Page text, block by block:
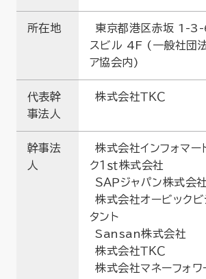
所在地
東京都港区赤坂 1-3-
スビル 4F (一般社団法
ア協会内)
代表幹
事法人
株式会社ＴＫＣ
幹事法
人
株式会社インフォマー
ク１ｓｔ株式会社
ＳＡＰジャパン株式会
株式会社オービックビ
タント
Sansan株式会社
株式会社ＴＫＣ
株式会社マネーフォワ